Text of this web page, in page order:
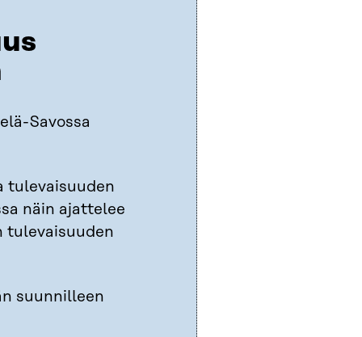
Savossa
tulevaisuuden
näin ajattelee
tulevaisuuden
suunnilleen